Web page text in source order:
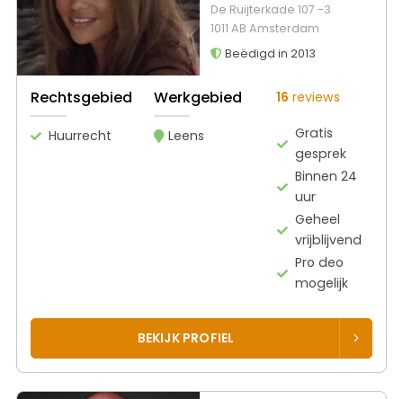
De Ruijterkade 107 -3
1011 AB Amsterdam
Beëdigd in 2013
Rechtsgebied
Huurrecht
Werkgebied
Leens
16 reviews
Gratis
gesprek
Binnen 24
uur
Geheel
vrijblijvend
Pro deo
mogelijk
BEKIJK PROFIEL